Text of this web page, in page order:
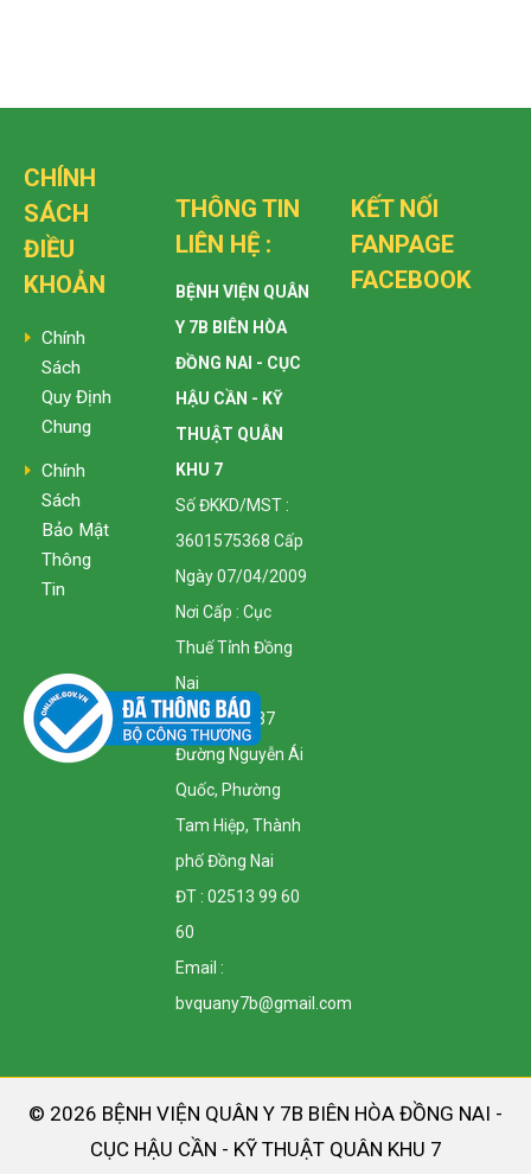
CHÍNH
SÁCH
ĐIỀU
KHOẢN
Chính
Sách
Quy Định
Chung
Chính
Sách
Bảo Mật
Thông
Tin
THÔNG TIN
LIÊN HỆ :
BỆNH VIỆN QUÂN
Y 7B BIÊN HÒA
ĐỒNG NAI - CỤC
HẬU CẦN - KỸ
THUẬT QUÂN
KHU 7
Số ĐKKD/MST :
3601575368 Cấp
Ngày 07/04/2009
Nơi Cấp : Cục
Thuế Tỉnh Đồng
Nai
Địa Chỉ : 1137
Đường Nguyễn Ái
Quốc, Phường
Tam Hiệp, Thành
phố Đồng Nai
ĐT : 02513 99 60
60
Email :
bvquany7b@gmail.com
KẾT NỐI
FANPAGE
FACEBOOK
© 2026 BỆNH VIỆN QUÂN Y 7B BIÊN HÒA ĐỒNG NAI -
CỤC HẬU CẦN - KỸ THUẬT QUÂN KHU 7